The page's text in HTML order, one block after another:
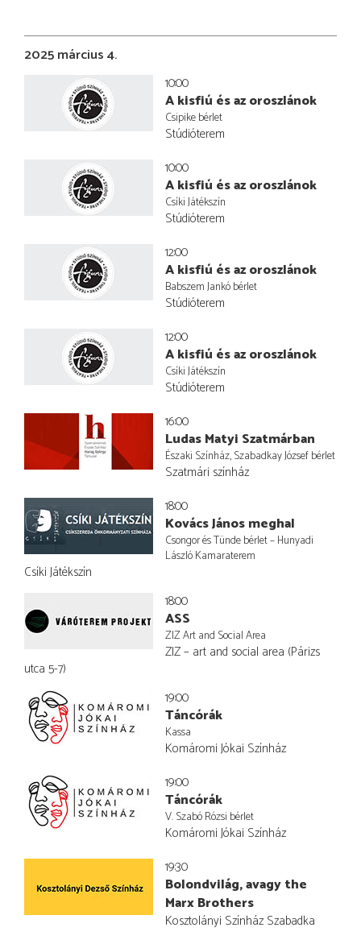
2025 március 4.
10:00
A kisfiú és az oroszlánok
Csipike bérlet
Stúdióterem
10:00
A kisfiú és az oroszlánok
Csíki Játékszín
Stúdióterem
12:00
A kisfiú és az oroszlánok
Babszem Jankó bérlet
Stúdióterem
12:00
A kisfiú és az oroszlánok
Csíki Játékszín
Stúdióterem
16:00
Ludas Matyi Szatmárban
Északi Színház, Szabadkay József bérlet
Szatmári színház
18:00
Kovács János meghal
Csongor és Tünde bérlet – Hunyadi
László Kamaraterem
Csíki Játékszín
18:00
ASS
ZIZ Art and Social Area
ZIZ – art and social area (Párizs
utca 5-7)
19:00
Táncórák
Kassa
Komáromi Jókai Színház
19:00
Táncórák
V. Szabó Rózsi bérlet
Komáromi Jókai Színház
19:30
Bolondvilág, avagy the
Marx Brothers
Kosztolányi Színház Szabadka